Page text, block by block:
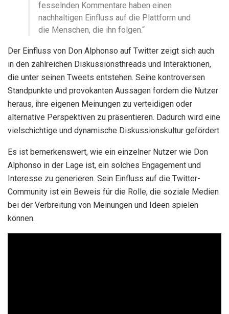
fesselnden Kommentare haben einen
nachhaltigen Einfluss auf die Plattform und
die Menschen, die ihn folgen.“
Der Einfluss von Don Alphonso auf Twitter zeigt sich auch
in den zahlreichen Diskussionsthreads und Interaktionen,
die unter seinen Tweets entstehen. Seine kontroversen
Standpunkte und provokanten Aussagen fordern die Nutzer
heraus, ihre eigenen Meinungen zu verteidigen oder
alternative Perspektiven zu präsentieren. Dadurch wird eine
vielschichtige und dynamische Diskussionskultur gefördert.
Es ist bemerkenswert, wie ein einzelner Nutzer wie Don
Alphonso in der Lage ist, ein solches Engagement und
Interesse zu generieren. Sein Einfluss auf die Twitter-
Community ist ein Beweis für die Rolle, die soziale Medien
bei der Verbreitung von Meinungen und Ideen spielen
können.